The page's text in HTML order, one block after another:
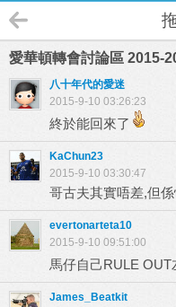
愛華頓轉會討論區 2015-
八十年代的愛迷
2015-9-10 03:26:23
終於能回來了
KaChun23
2015-9-10 03:30:47
哥古夫其實唔差,但
evertonarteta10
2015-9-10 09:51:00
馬仔自己RULE OUT
James_Beatkit